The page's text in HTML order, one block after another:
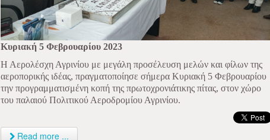
Κυριακή 5 Φεβρουαρίου 2023
Η Αερολέσχη Αγρινίου με μεγάλη προσέλευση μελών και φίλων της
αεροπορικής ιδέας, πραγματοποίησε σήμερα Κυριακή 5 Φεβρουαρίου
την προγραμματισμένη κοπή της πρωτοχρονιάτικης πίτας, στον χώρο
του παλαιού Πολιτικού Αεροδρομίου Αγρινίου.
Read more ...